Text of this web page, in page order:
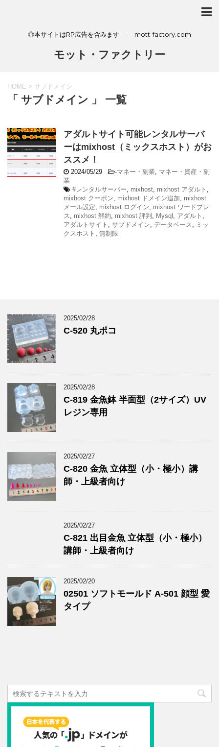
◎本サイトはRP広告を含みます - mott-factory.com
モット・ファクトリー
HOME > サブドメイン
「 サブドメイン 」 一覧
アダルトサイト可能レンタルサーバ
ーはmixhost（ミックスホスト）がお
ススメ！
2024/05/29 -マネー・副業, マネー・資産・副
業
#レンタルサーバー, mixhost, mixhost アダルト ,
mixhost クーポン, mixhost ドメイン追加, mixhost
メール設定, mixhost ログイン, mixhost ワードプレ
ス , mixhost 解約, mixhost 評判 , Mysql , アダルト ,
アダルトサイト , サブドメイン, データベース , ミッ
クスホスト , 無制限
2025/02/28
C-520 丸ポコ
2025/02/28
C-819 金魚鉢 半面型（2サイズ）UV
レジン専用
2025/02/27
C-820 金魚 立体型（小・極小）講
師・上級者向け
2025/02/27
C-821 出目金魚 立体型（小・極小）
講師・上級者向け
2025/02/20
02501 ソフトモールド A-501 顔型 愛
タイプ